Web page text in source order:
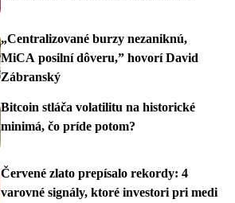
„Centralizované burzy nezaniknú,
MiCA posilní dôveru,” hovorí David
Zábranský
Bitcoin stláča volatilitu na historické
minimá, čo príde potom?
Červené zlato prepísalo rekordy: 4
varovné signály, ktoré investori pri medi